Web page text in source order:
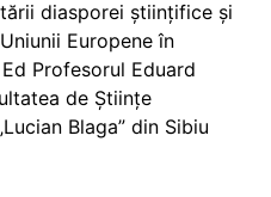
diasporei științifice și
Europene în
Profesorul Eduard
de Științe
Blaga” din Sibiu